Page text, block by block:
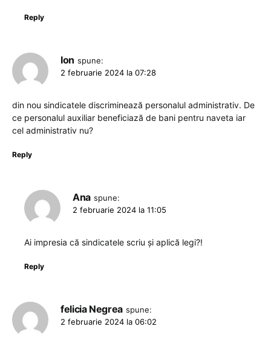
Reply
Ion spune:
2 februarie 2024 la 07:28
din nou sindicatele discriminează personalul administrativ. De
ce personalul auxiliar beneficiază de bani pentru naveta iar
cel administrativ nu?
Reply
Ana spune:
2 februarie 2024 la 11:05
Ai impresia că sindicatele scriu și aplică legi?!
Reply
felicia Negrea spune:
2 februarie 2024 la 06:02